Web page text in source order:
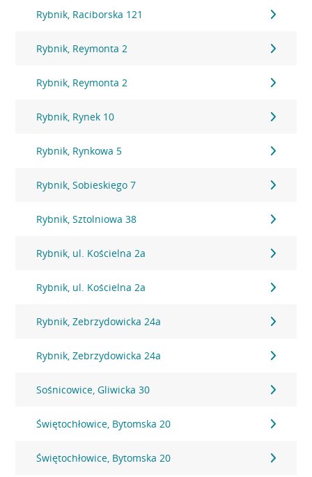
Rybnik, Raciborska 121
Rybnik, Reymonta 2
Rybnik, Reymonta 2
Rybnik, Rynek 10
Rybnik, Rynkowa 5
Rybnik, Sobieskiego 7
Rybnik, Sztolniowa 38
Rybnik, ul. Kościelna 2a
Rybnik, ul. Kościelna 2a
Rybnik, Zebrzydowicka 24a
Rybnik, Zebrzydowicka 24a
Sośnicowice, Gliwicka 30
Świętochłowice, Bytomska 20
Świętochłowice, Bytomska 20